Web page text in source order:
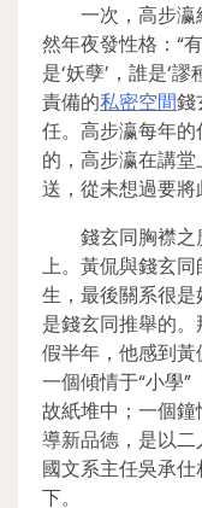
一次，高步
然年夜發性格：“
是‘妖孽’，誰是‘
責備的私密空間錢
任。高步瀛每年
的，高步瀛在講
送，從未想過要將
錢玄同胸襟
上。黃侃與錢玄
生，最後關系很
是錢玄同推舉的
假半年，他感到
一個傾情于“小學
故紙堆中；一個
導新品德，是以
國文系主任吳承
下。